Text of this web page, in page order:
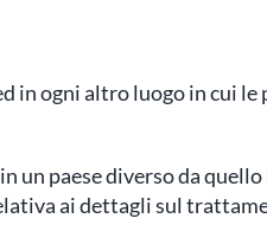
in ogni altro luogo in cui
un paese diverso da
ai dettagli sul